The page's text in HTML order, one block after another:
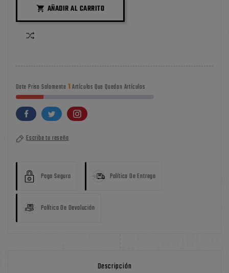
 AÑADIR AL CARRITO
Date Prisa Solamente 1Artículos Que Quedan Artículos
Escribe tu reseña
Pago Seguro Política De Entrega
Política De Devolución
Descripción